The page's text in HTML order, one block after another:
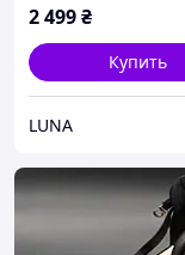
2 499₴
Купить
LUNA